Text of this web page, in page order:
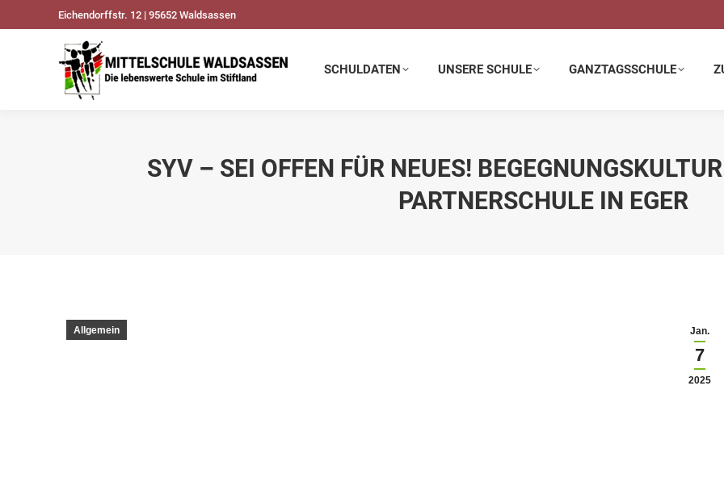
Eichendorffstr. 12 | 95652 Waldsassen
SCHULDATEN UNSERE SCHULE GANZTAGSSCHULE
SYV – SEI OFFEN FÜR NEUES!
PARTNERSCHULE IN EGER
Jan.
7
2025
Allgemein